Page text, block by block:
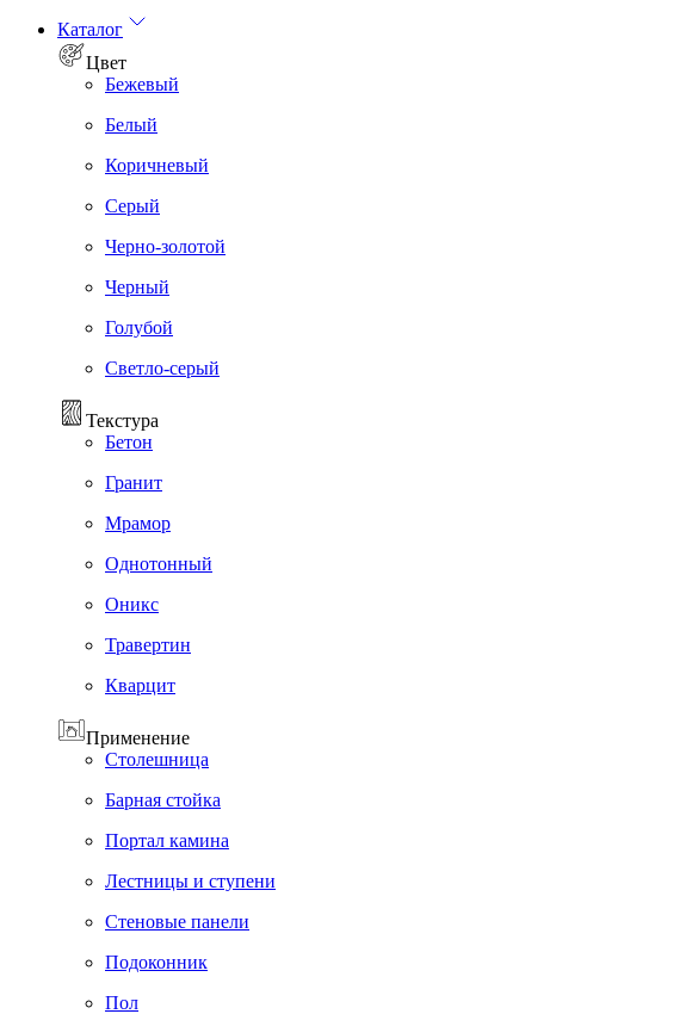
Каталог
Цвет
Бежевый
Белый
Коричневый
Серый
Черно-золотой
Черный
Голубой
Светло-серый
Текстура
Бетон
Гранит
Мрамор
Однотонный
Оникс
Травертин
Кварцит
Применение
Cтолешница
Барная стойка
Портал камина
Лестницы и ступени
Стеновые панели
Подоконник
Пол